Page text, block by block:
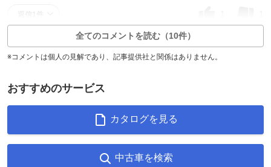
全てのコメントを読む（10件）
※コメントは個人の見解であり、記事提供社と関係はありません。
おすすめのサービス
カタログを見る
中古車を検索